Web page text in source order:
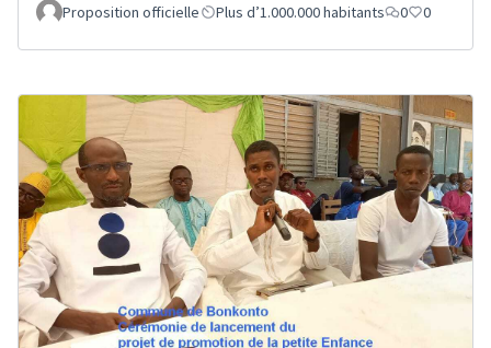
Proposition officielle Plus d’1.000.000 habitants 0 0